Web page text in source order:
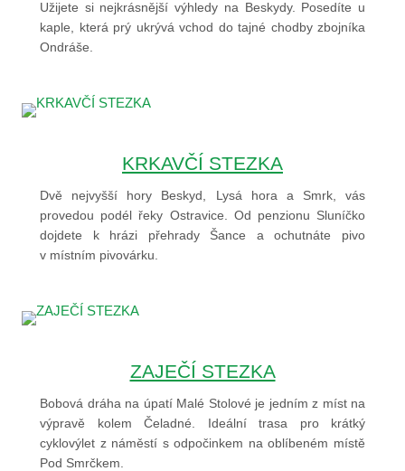
Užijete si nejkrásnější výhledy na Beskydy. Posedíte u
kaple, která prý ukrývá vchod do tajné chodby zbojníka
Ondráše.
KRKAVČÍ STEZKA
Dvě nejvyšší hory Beskyd, Lysá hora a Smrk, vás
provedou podél řeky Ostravice. Od penzionu Sluníčko
dojdete k hrázi přehrady Šance a ochutnáte pivo
v místním pivovárku.
ZAJEČÍ STEZKA
Bobová dráha na úpatí Malé Stolové je jedním z míst na
výpravě kolem Čeladné. Ideální trasa pro krátký
cyklovýlet z náměstí s odpočinkem na oblíbeném místě
Pod Smrčkem.